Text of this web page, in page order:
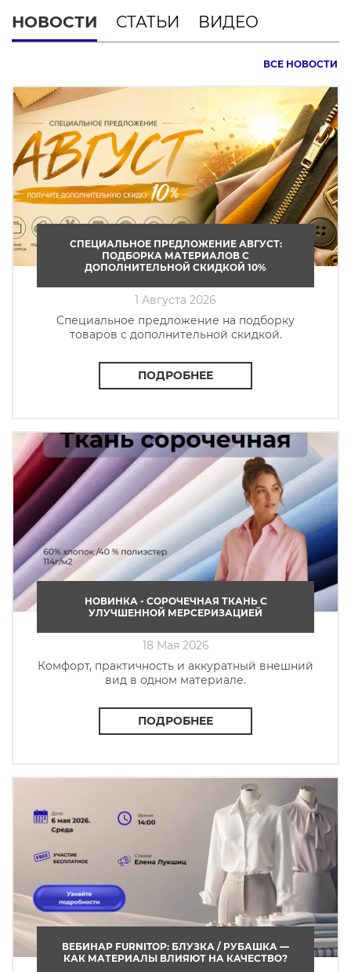
НОВОСТИ СТАТЬИ ВИДЕО
СПЕЦИАЛЬНОЕ ПРЕДЛОЖЕНИЕ АВГУСТ:
ПОДБОРКА МАТЕРИАЛОВ С
ДОПОЛНИТЕЛЬНОЙ СКИДКОЙ 10%
1 Августа 2026
Cпециальное предложение на подборку
товаров с дополнительной скидкой.
ПОДРОБНЕЕ
НОВИНКА - СОРОЧЕЧНАЯ ТКАНЬ C
УЛУЧШЕННОЙ МЕРСЕРИЗАЦИЕЙ
18 Мая 2026
Комфорт, практичность и аккуратный внешний
вид в одном материале.
ПОДРОБНЕЕ
ВЕБИНАР FURNITOP: БЛУЗКА / РУБАШКА —
КАК МАТЕРИАЛЫ ВЛИЯЮТ НА КАЧЕСТВО?
ВСЕ НОВОСТИ